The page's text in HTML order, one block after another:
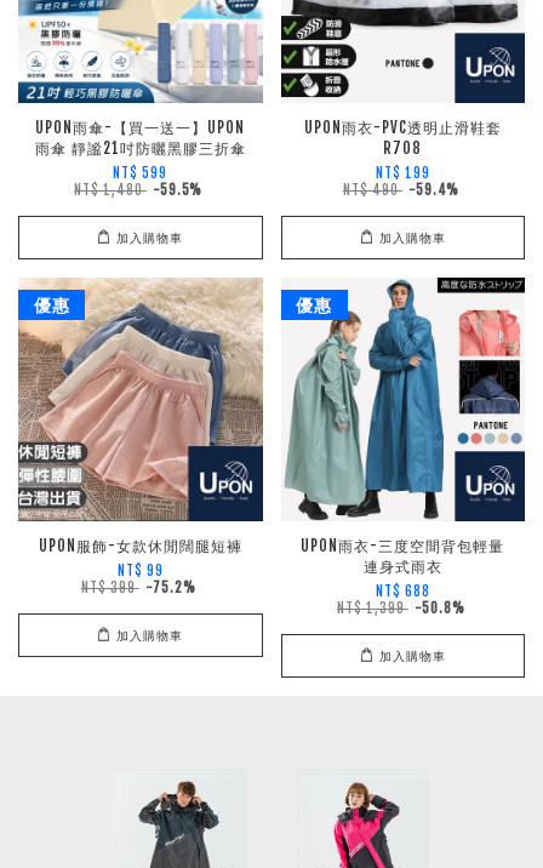
UPON雨傘-【買一送一】UPON
雨傘 靜謐21吋防曬黑膠三折傘
NT$ 599
NT$ 1,480 -59.5%
加入購物車
UPON雨衣-PVC透明止滑鞋套
R708
NT$ 199
NT$ 490 -59.4%
加入購物車
優惠
UPON服飾-女款休閒闊腿短褲
NT$ 99
NT$ 399 -75.2%
加入購物車
優惠
UPON雨衣-三度空間背包輕量
連身式雨衣
NT$ 688
NT$ 1,399 -50.8%
加入購物車